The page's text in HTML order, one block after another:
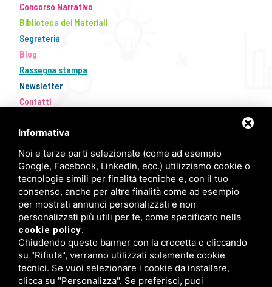
Concorso Narrativo
Biblioteca dei Materiali
Segreteria
Blog
Rassegna stampa
Newsletter
Contatti
FISM Newsletter
Compila il modulo e resta aggiornato!
Informativa
Noi e terze parti selezionate (come ad esempio
Google, Facebook, LinkedIn, ecc.) utilizziamo cookie o
tecnologie simili per finalità tecniche e, con il tuo
consenso, anche per altre finalità come ad esempio
per mostrati annunci personalizzati e non
personalizzati più utili per te, come specificato nella
cookie policy.
Chiudendo questo banner con la crocetta o cliccando
su "Rifiuta", verranno utilizzati solamente cookie
tecnici. Se vuoi selezionare i cookie da installare,
clicca su "Personalizza". Se preferisci, puoi